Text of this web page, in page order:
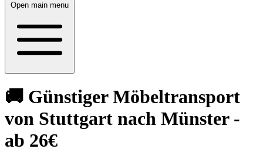
Open main menu
🚚 Günstiger Möbeltransport
von Stuttgart nach Münster -
ab 26€